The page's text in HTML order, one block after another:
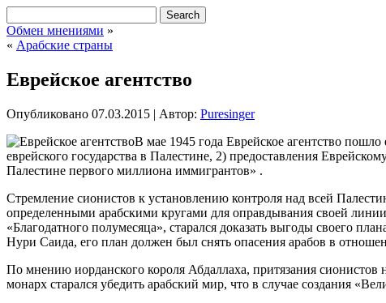
Обмен мнениями »
« Арабские страны
Еврейское агентство
Опубликовано 07.03.2015 | Автор: Puresinger
В мае 1945 года Еврейское агентство
еврейского государства в Палестине, 2) предоставления
Палестине первого миллиона иммигрантов» .
Стремление сионистов к установлению контроля над всей
определенными арабскими кругами для оправдывания своей
«Благодатного полумесяца», старался доказать выгоды своего
Нури Саида, его план должен был снять опасения арабов в
По мнению иорданского короля Абдаллаха, притязания
монарх старался убедить арабский мир, что в случае создания